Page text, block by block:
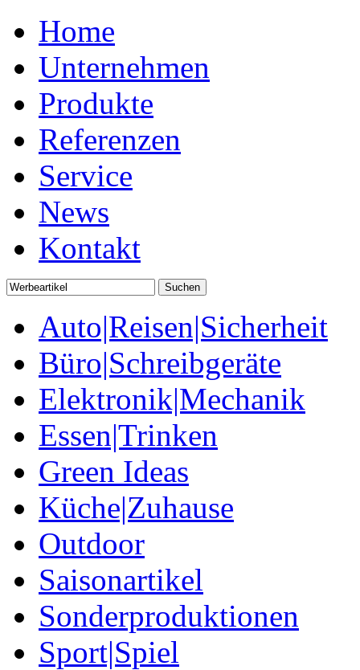
Home
Unternehmen
Produkte
Referenzen
Service
News
Kontakt
Auto|Reisen|Sicherheit
Büro|Schreibgeräte
Elektronik|Mechanik
Essen|Trinken
Green Ideas
Küche|Zuhause
Outdoor
Saisonartikel
Sonderproduktionen
Sport|Spiel